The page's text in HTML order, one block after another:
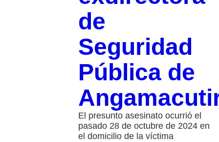
de
Seguridad
Pública de
El presunto asesinato ocurrió el
pasado 28 de octubre de 2024 en
el domicilio de la víctima